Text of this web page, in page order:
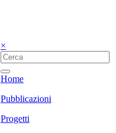
×
Home
Pubblicazioni
Progetti